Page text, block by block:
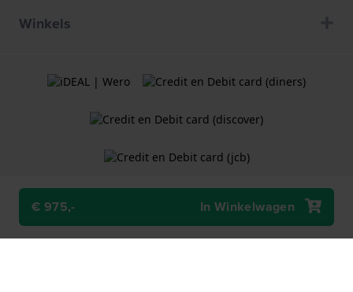
€ 975,- In Winkelwagen
Winkels